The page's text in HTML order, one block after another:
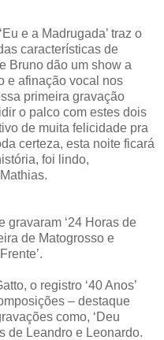
e a Madrugada’ traz o
características de
Bruno dão um show a
e afinação vocal nos
primeira gravação
o palco com estes dois
de muita felicidade pra
certeza, esta noite ficará
foi lindo,
gravaram ‘24 Horas de
de Matogrosso e
o registro ‘40 Anos’
– destaque
como, ‘Deu
de Leandro e Leonardo.